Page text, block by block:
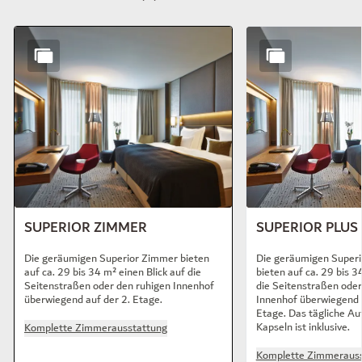
Dia 1 von 7
SUPERIOR ZIMMER
Die geräumigen Superior Zimmer bieten
auf ca. 29 bis 34 m² einen Blick auf die
Seitenstraßen oder den ruhigen Innenhof
überwiegend auf der 2. Etage.
Komplette Zimmerausstattung
SUPERIOR
Die geräumigen
bieten auf ca. 29 bis
die Seitenstraßen
Innenhof
Etage. Das tägliche
Kapseln ist inklusive.
Komplette